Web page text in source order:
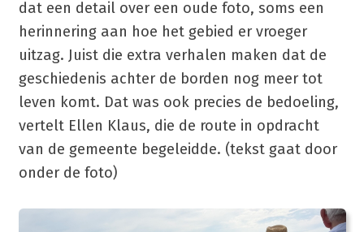
dat een detail over een oude foto, soms een
herinnering aan hoe het gebied er vroeger
uitzag. Juist die extra verhalen maken dat de
geschiedenis achter de borden nog meer tot
leven komt. Dat was ook precies de bedoeling,
vertelt Ellen Klaus, die de route in opdracht
van de gemeente begeleidde. (tekst gaat door
onder de foto)